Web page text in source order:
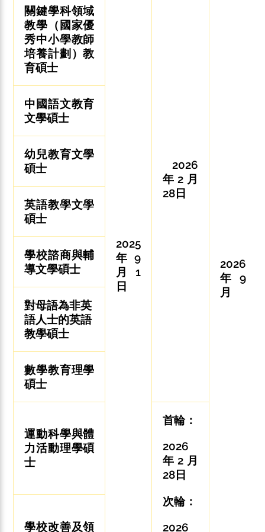
2025
年9
月1
日
2026
年2月
28日
2026
年9
月
關鍵學科領域
教學（國家優
秀中小學教師
培養計劃）教
育碩士
中國語文教育
文學碩士
幼兒教育文學
碩士
英語教學文學
碩士
學校諮商與輔
導文學碩士
對母語為非英
語人士的英語
教學碩士
數學教育理學
碩士
運動科學與體
力活動理學碩
士
首輪：
2026
年2月
28日
次輪：
2026
學校改善及領